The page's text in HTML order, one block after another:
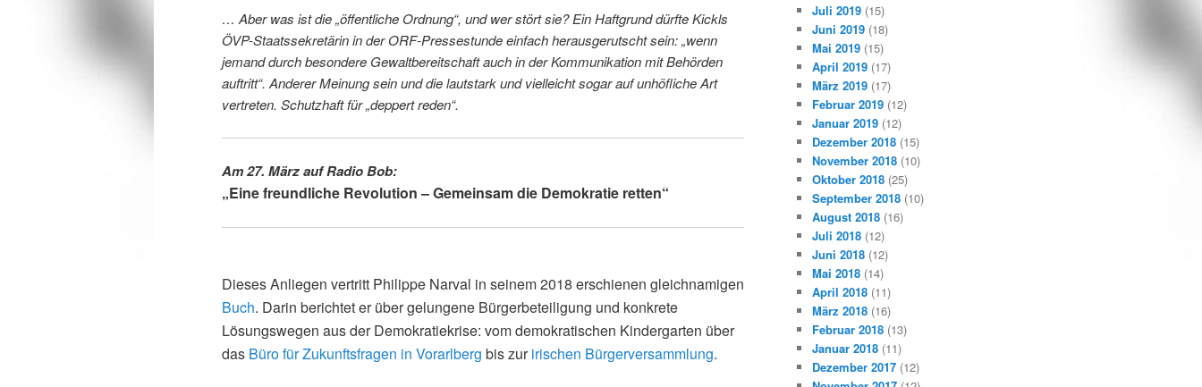
… Aber was ist die „öffentliche Ordnung“, und wer stört sie? Ein Haftgrund dürfte Kickls
ÖVP-Staatssekretärin in der ORF-Pressestunde einfach herausgerutscht sein: „wenn
jemand durch besondere Gewaltbereitschaft auch in der Kommunikation mit Behörden
auftritt“. Anderer Meinung sein und die lautstark und vielleicht sogar auf unhöfliche Art
vertreten. Schutzhaft für „deppert reden“.
Am 27. März auf Radio Bob:
„Eine freundliche Revolution – Gemeinsam die Demokratie retten“
Dieses Anliegen vertritt Philippe Narval in seinem 2018 erschienen gleichnamigen
Buch. Darin berichtet er über gelungene Bürgerbeteiligung und konkrete
Lösungswegen aus der Demokratiekrise: vom demokratischen Kindergarten über
das Büro für Zukunftsfragen in Vorarlberg bis zuririschen Bürgerversammlung.
Juli 2019 (15)
Juni 2019 (18)
Mai 2019 (15)
April 2019 (17)
März 2019 (17)
Februar 2019 (12)
Januar 2019 (12)
Dezember 2018 (15)
November 2018 (10)
Oktober 2018 (25)
September 2018 (10)
August 2018 (16)
Juli 2018 (12)
Juni 2018 (12)
Mai 2018 (14)
April 2018 (11)
März 2018 (16)
Februar 2018 (13)
Januar 2018 (11)
Dezember 2017 (12)